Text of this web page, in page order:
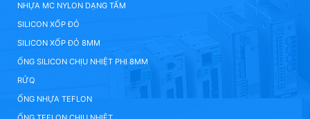
NHỰA MC NYLON DẠNG TẤM
SILICON XỐP ĐỎ
SILICON XỐP ĐỎ 8MM
ỐNG SILICON CHỊU NHIỆT PHI 8MM
RỬQ
ỐNG NHỰA TEFLON